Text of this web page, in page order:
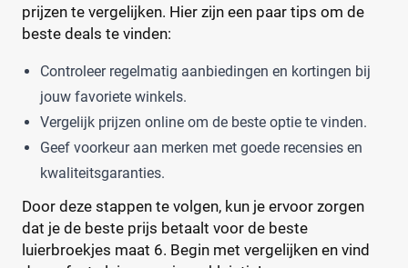
prijzen te vergelijken. Hier zijn een paar tips om de
beste deals te vinden:
Controleer regelmatig aanbiedingen en kortingen bij
jouw favoriete winkels.
Vergelijk prijzen online om de beste optie te vinden.
Geef voorkeur aan merken met goede recensies en
kwaliteitsgaranties.
Door deze stappen te volgen, kun je ervoor zorgen
dat je de beste prijs betaalt voor de beste
luierbroekjes maat 6. Begin met vergelijken en vind